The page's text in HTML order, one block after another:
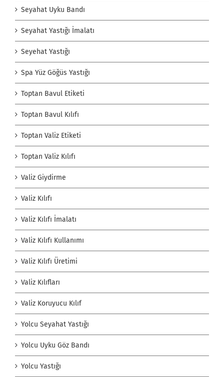
Seyahat Uyku Bandı
Seyahat Yastığı İmalatı
Seyehat Yastığı
Spa Yüz Göğüs Yastığı
Toptan Bavul Etiketi
Toptan Bavul Kılıfı
Toptan Valiz Etiketi
Toptan Valiz Kılıfı
Valiz Giydirme
Valiz Kılıfı
Valiz Kılıfı İmalatı
Valiz Kılıfı Kullanımı
Valiz Kılıfı Üretimi
Valiz Kılıfları
Valiz Koruyucu Kılıf
Yolcu Seyahat Yastığı
Yolcu Uyku Göz Bandı
Yolcu Yastığı